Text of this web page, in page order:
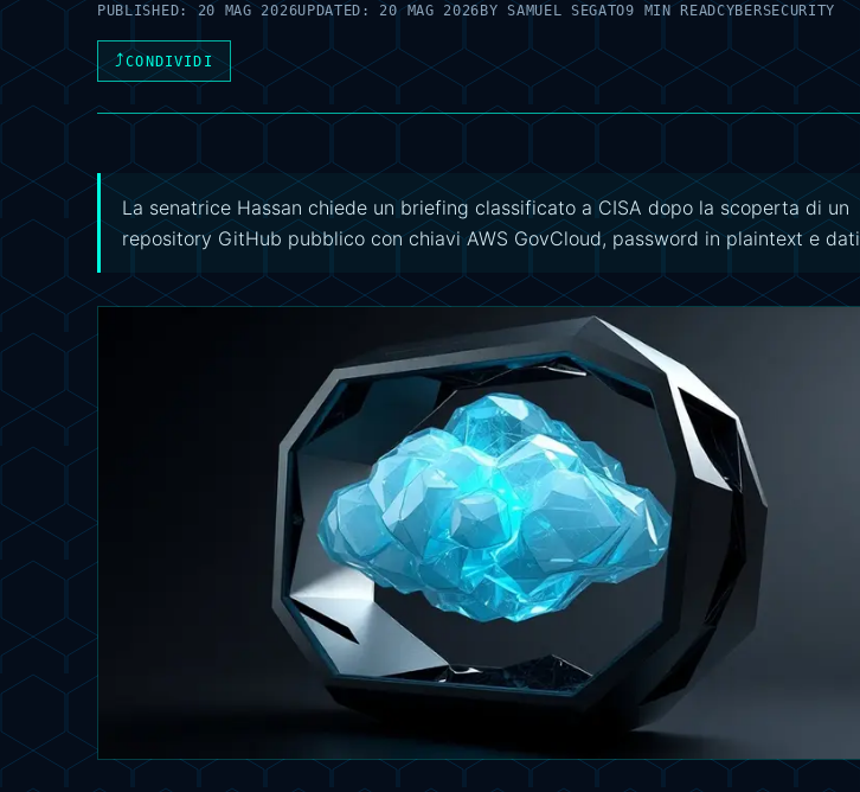
PUBLISHED:20 MAG 2026UPDATED: 20 MAG 2026 BY SAMUEL SEGATO9 MIN READCYBERSECURITY
⤴CONDIVIDI
La senatrice Hassan chiede un briefing classificato a CISA dopo la scoperta di un
repository GitHub pubblico con chiavi AWS GovCloud, password in plaintext e dati